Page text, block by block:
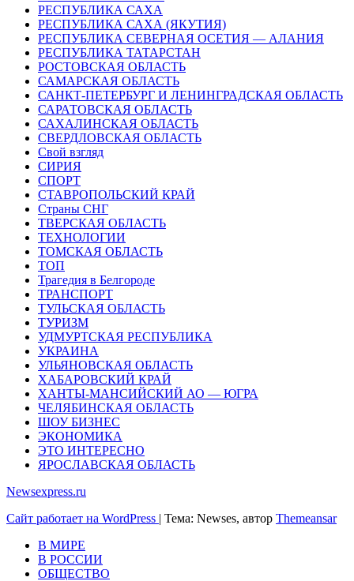
РЕСПУБЛИКА САХА
РЕСПУБЛИКА САХА (ЯКУТИЯ)
РЕСПУБЛИКА СЕВЕРНАЯ ОСЕТИЯ — АЛАНИЯ
РЕСПУБЛИКА ТАТАРСТАН
РОСТОВСКАЯ ОБЛАСТЬ
САМАРСКАЯ ОБЛАСТЬ
САНКТ-ПЕТЕРБУРГ И ЛЕНИНГРАДСКАЯ ОБЛАСТЬ
САРАТОВСКАЯ ОБЛАСТЬ
САХАЛИНСКАЯ ОБЛАСТЬ
СВЕРДЛОВСКАЯ ОБЛАСТЬ
Свой взгляд
СИРИЯ
СПОРТ
СТАВРОПОЛЬСКИЙ КРАЙ
Страны СНГ
ТВЕРСКАЯ ОБЛАСТЬ
ТЕХНОЛОГИИ
ТОМСКАЯ ОБЛАСТЬ
ТОП
Трагедия в Белгороде
ТРАНСПОРТ
ТУЛЬСКАЯ ОБЛАСТЬ
ТУРИЗМ
УДМУРТСКАЯ РЕСПУБЛИКА
УКРАИНА
УЛЬЯНОВСКАЯ ОБЛАСТЬ
ХАБАРОВСКИЙ КРАЙ
ХАНТЫ-МАНСИЙСКИЙ АО — ЮГРА
ЧЕЛЯБИНСКАЯ ОБЛАСТЬ
ШОУ БИЗНЕС
ЭКОНОМИКА
ЭТО ИНТЕРЕСНО
ЯРОСЛАВСКАЯ ОБЛАСТЬ
Newsexpress.ru
Сайт работает на WordPress | Тема: Newses, автор Themeansar
В МИРЕ
В РОССИИ
ОБЩЕСТВО